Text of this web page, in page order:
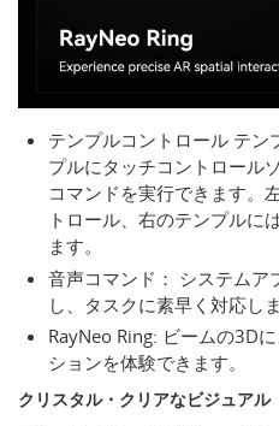
テンプルコントロール テン
プルにタッチコントロール
コマンドを実行できます。
トロール、右のテンプルに
ます。
音声コマンド： システムア
し、タスクに素早く対応しま
RayNeo Ring: ビームの3D
ションを体験できます。
クリスタル・クリアなビジュアル